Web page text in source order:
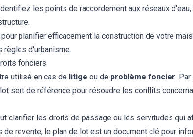
les points de raccordement aux réseaux
planifier efficacement la construction de votre
règles d'urbanisme.
fonciers
utilisé en cas de litige ou de problème foncier. Par
sert de référence pour résoudre les conflits
clarifier les droits de passage ou les servitudes qui
de revente, le plan de lot est un document clé pour